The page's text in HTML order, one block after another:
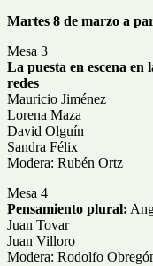
Martes 8 de marzo a
Mesa 3
La puesta en escena
redes
Mauricio Jiménez
Lorena Maza
David Olguín
Sandra Félix
Modera: Rubén Ortz
Mesa 4
Pensamiento plural:
Juan Tovar
Juan Villoro
Modera: Rodolfo